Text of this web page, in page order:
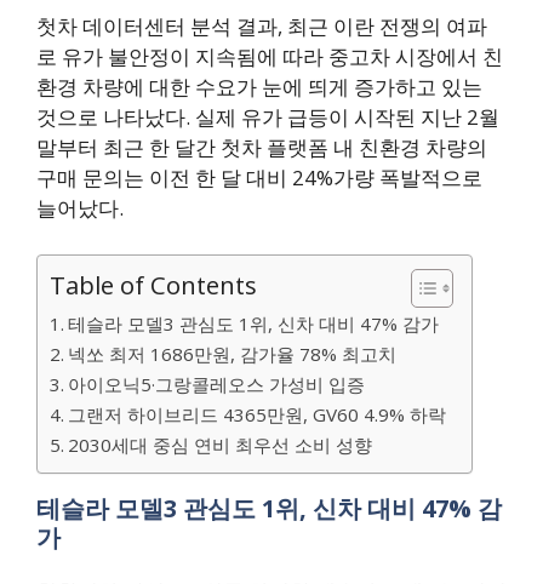
첫차 데이터센터 분석 결과, 최근 이란 전쟁의 여파
로 유가 불안정이 지속됨에 따라 중고차 시장에서 친
환경 차량에 대한 수요가 눈에 띄게 증가하고 있는
것으로 나타났다. 실제 유가 급등이 시작된 지난 2월
말부터 최근 한 달간 첫차 플랫폼 내 친환경 차량의
구매 문의는 이전 한 달 대비 24%가량 폭발적으로
늘어났다.
Table of Contents
테슬라 모델3 관심도 1위, 신차 대비 47% 감가
넥쏘 최저 1686만원, 감가율 78% 최고치
아이오닉5·그랑콜레오스 가성비 입증
그랜저 하이브리드 4365만원, GV60 4.9% 하락
2030세대 중심 연비 최우선 소비 성향
테슬라 모델3 관심도 1위, 신차 대비 47% 감
가